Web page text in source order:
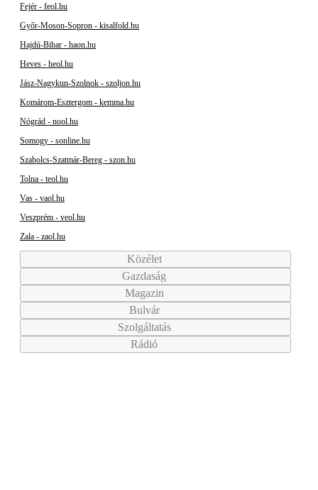
Fejér - feol.hu
Győr-Moson-Sopron - kisalfold.hu
Hajdú-Bihar - haon.hu
Heves - heol.hu
Jász-Nagykun-Szolnok - szoljon.hu
Komárom-Esztergom - kemma.hu
Nógrád - nool.hu
Somogy - sonline.hu
Szabolcs-Szatmár-Bereg - szon.hu
Tolna - teol.hu
Vas - vaol.hu
Veszprém - veol.hu
Zala - zaol.hu
Közélet
Gazdaság
Magazin
Bulvár
Szolgáltatás
Rádió